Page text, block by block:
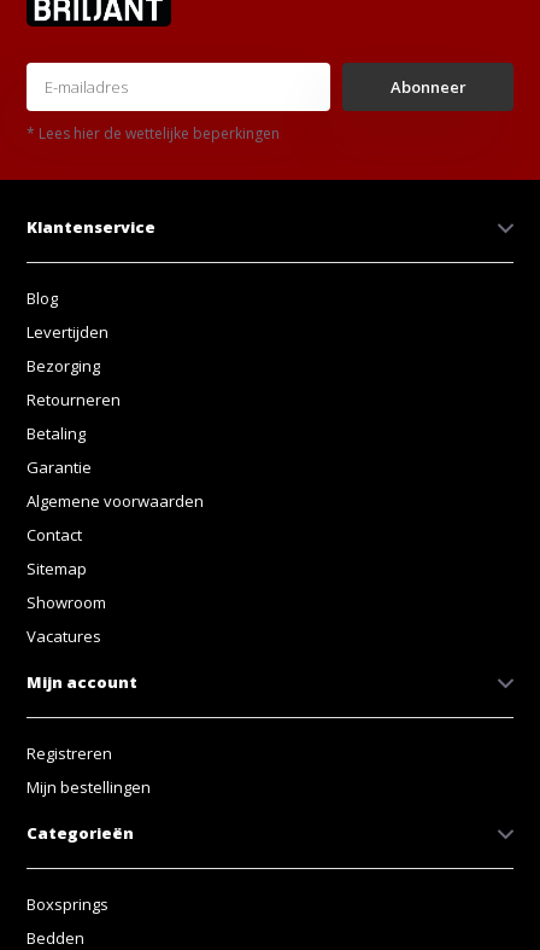
Abonneer
* Lees hier de wettelijke beperkingen
Klantenservice
Blog
Levertijden
Bezorging
Retourneren
Betaling
Garantie
Algemene voorwaarden
Contact
Sitemap
Showroom
Vacatures
Mijn account
Registreren
Mijn bestellingen
Categorieën
Boxsprings
Bedden